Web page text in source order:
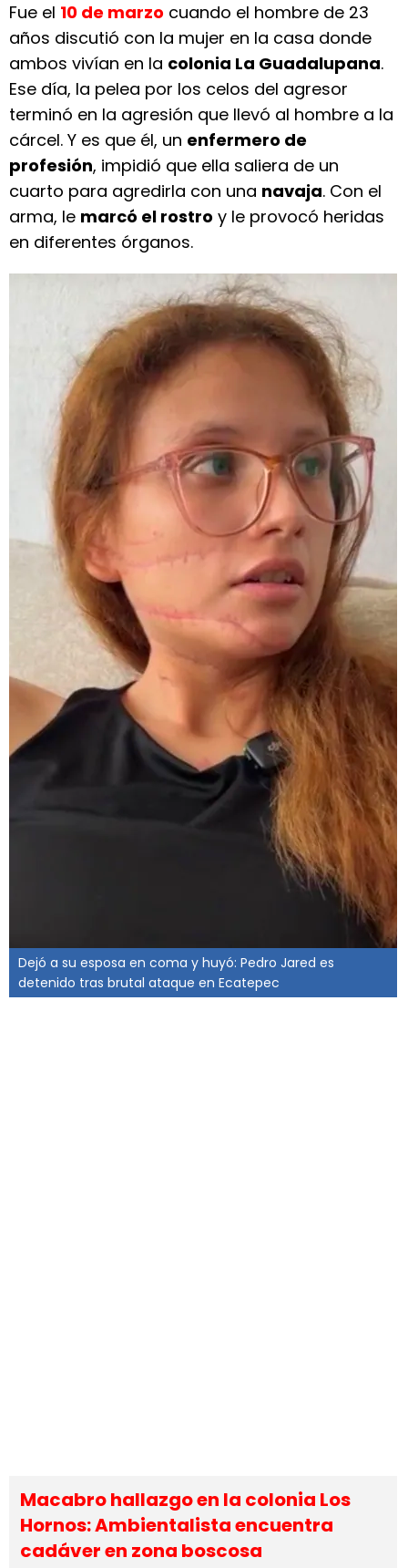
Fue el 10 de marzo cuando el hombre de 23
años discutió con la mujer en la casa donde
ambos vivían en la colonia La Guadalupana.
Ese día, la pelea por los celos del agresor
terminó en la agresión que llevó al hombre a la
cárcel. Y es que él, un enfermero de
profesión, impidió que ella saliera de un
cuarto para agredirla con una navaja. Con el
arma, le marcó el rostro y le provocó heridas
en diferentes órganos.
Dejó a su esposa en coma y huyó: Pedro Jared es
detenido tras brutal ataque en Ecatepec
Macabro hallazgo en la colonia Los
Hornos: Ambientalista encuentra
cadáver en zona boscosa